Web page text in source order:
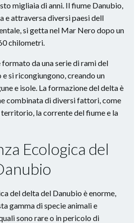
migliaia di anni. Il fiume Danubio,
e attraversa diversi paesi dell
si getta nel Mar Nero dopo un
chilometri.
da una serie di rami del
si ricongiungono, creando un
e isole. La formazione del delta è
combinata di diversi fattori, come
la corrente del fiume e la
Ecologica del
del delta del Danubio è enorme,
gamma di specie animali e
sono rare o in pericolo di